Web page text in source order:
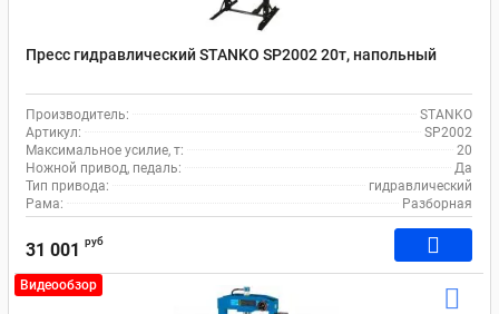
Пресс гидравлический STANKO SP2002 20т, напольный
Производитель:
STANKO
Артикул:
SP2002
Максимальное усилие, т:
20
Ножной привод, педаль:
Да
Тип привода:
гидравлический
Рама:
Разборная
31 001 руб
Видеообзор